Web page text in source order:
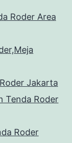
Roder Area
Jakarta
Tenda Roder
Roder